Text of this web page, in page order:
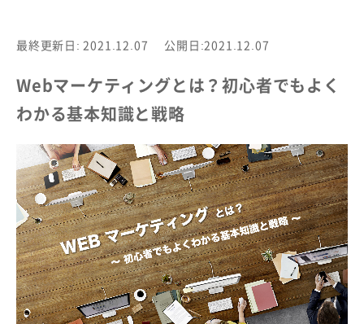
最終更新日: 2021.12.07 公開日:2021.12.07
Webマーケティングとは？初心者でもよく
わかる基本知識と戦略